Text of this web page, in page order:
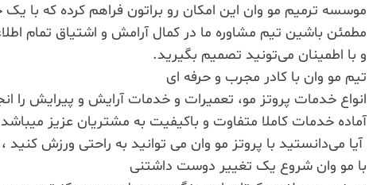
موسسه ترمیم مو وان این امکان رو براتون فراهم کرده که با
مطمئن باشین تیم مشاوره ما در کمال آرامش و اشتیاق تمام
و با اطمینان می‌تونید تصمیم بگیرید.
تیم مو وان با کادر مجرب و حرفه ای
انواع خدمات پروتز مو، تعمیرات و خدمات آرایش و پیرایش را
آماده خدمات کاملا متفاوت و باکیفیت به مشتریان عزیز
آیا می‌دانستید با پروتز مو وان می توانید به راحتی ورزش
با مو وان شروع یک تغییر دوست داشتنی